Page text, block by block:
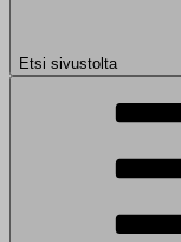
Etsi sivustolta